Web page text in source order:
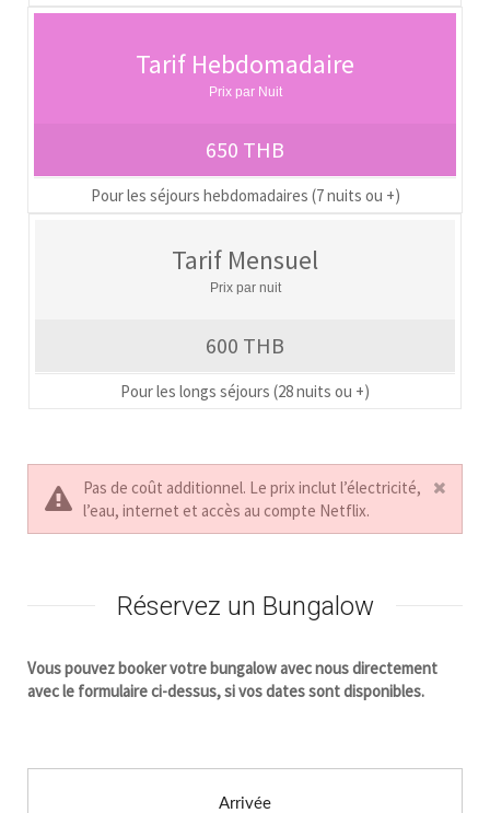
Tarif Hebdomadaire
Prix par Nuit
650 THB
Pour les séjours hebdomadaires (7 nuits ou +)
Tarif Mensuel
Prix par nuit
600 THB
Pour les longs séjours (28 nuits ou +)
Pas de coût additionnel. Le prix inclut l’électricité,
l’eau, internet et accès au compte Netflix.
Réservez un Bungalow
Vous pouvez booker votre bungalow avec nous directement
avec le formulaire ci-dessus, si vos dates sont disponibles.
Arrivée